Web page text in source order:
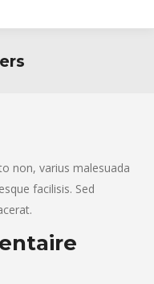
non, varius malesuada
facilisis. Sed